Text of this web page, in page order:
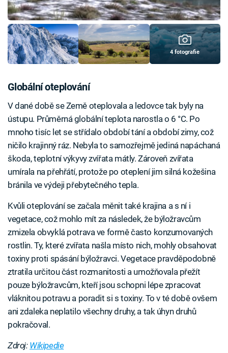
4 fotografie
Globální oteplování
V dané době se Země oteplovala a ledovce tak byly na
ústupu. Průměrná globální teplota narostla o 6 °C. Po
mnoho tisíc let se střídalo období tání a období zimy, což
ničilo krajinný ráz. Nebyla to samozřejmě jediná napáchaná
škoda, teplotní výkyvy zvířata mátly. Zároveň zvířata
umírala na přehřátí, protože po oteplení jim silná kožešina
bránila ve výdeji přebytečného tepla.
Kvůli oteplování se začala měnit také krajina a s ní i
vegetace, což mohlo mít za následek, že býložravcům
zmizela obvyklá potrava ve formě často konzumovaných
rostlin. Ty, které zvířata našla místo nich, mohly obsahovat
toxiny proti spásání býložravci. Vegetace pravděpodobně
ztratila určitou část rozmanitosti a umožňovala přežít
pouze býložravcům, kteří jsou schopni lépe zpracovat
vláknitou potravu a poradit si s toxiny. To v té době ovšem
ani zdaleka neplatilo všechny druhy, a tak úhyn druhů
pokračoval.
Zdroj: Wikipedie